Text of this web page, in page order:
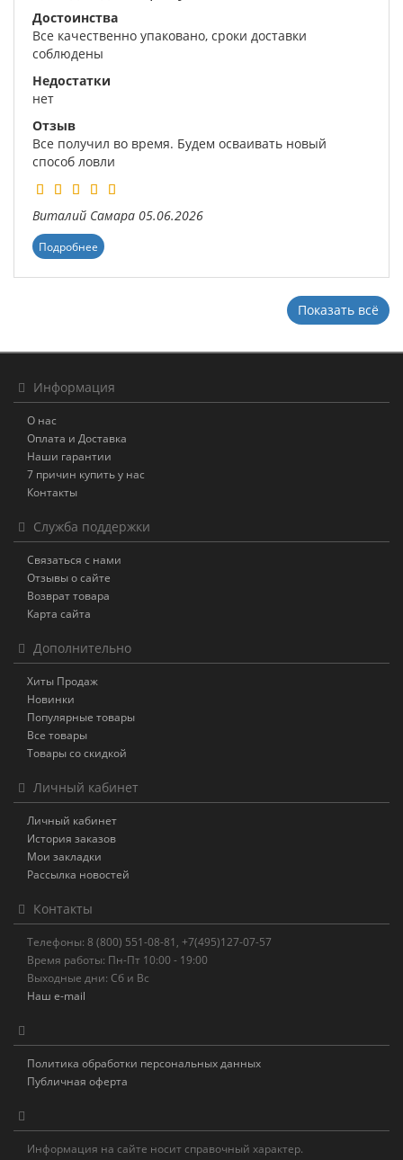
Достоинства
Все качественно упаковано, сроки доставки
соблюдены
Недостатки
нет
Отзыв
Все получил во время. Будем осваивать новый
способ ловли
Виталий Самара 05.06.2026
Подробнее
Показать всё
Информация
О нас
Оплата и Доставка
Наши гарантии
7 причин купить у нас
Контакты
Служба поддержки
Связаться с нами
Отзывы о сайте
Возврат товара
Карта сайта
Дополнительно
Хиты Продаж
Новинки
Популярные товары
Все товары
Товары со скидкой
Личный кабинет
Личный кабинет
История заказов
Мои закладки
Рассылка новостей
Контакты
Телефоны: 8 (800) 551-08-81, +7(495)127-07-57
Время работы: Пн-Пт 10:00 - 19:00
Выходные дни: Сб и Вс
Наш e-mail
Политика обработки персональных данных
Публичная оферта
Информация на сайте носит справочный характер.